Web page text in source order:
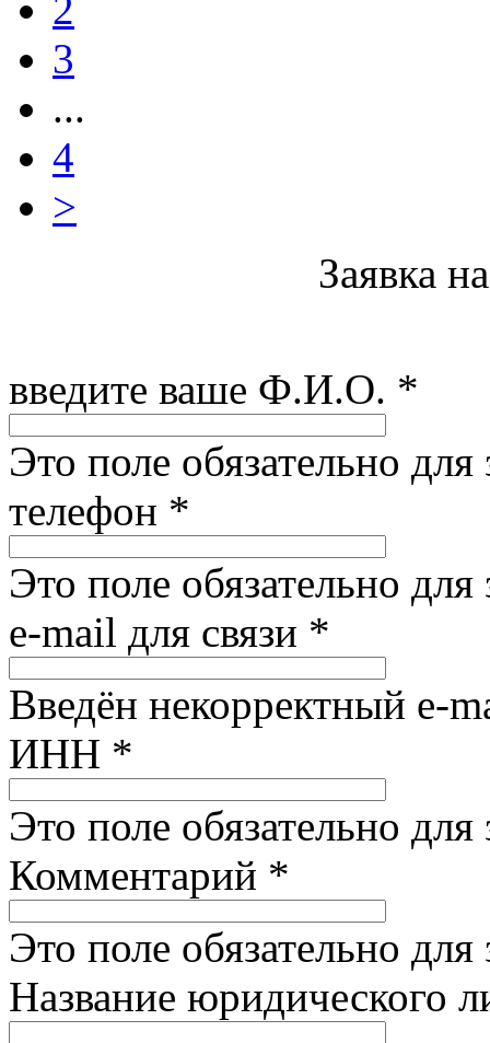
3
...
4
>
Заявка
введите ваше Ф.И.О. *
Это поле обязательно для
телефон *
Это поле обязательно для
e-mail для связи *
Введён некорректный e-
ИНН *
Это поле обязательно для
Комментарий *
Это поле обязательно для
Название юридического